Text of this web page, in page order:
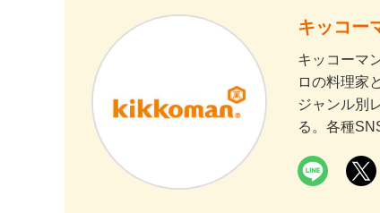
キッコー
キッコーマ
ロの料理家
ジャンル別
る。各種